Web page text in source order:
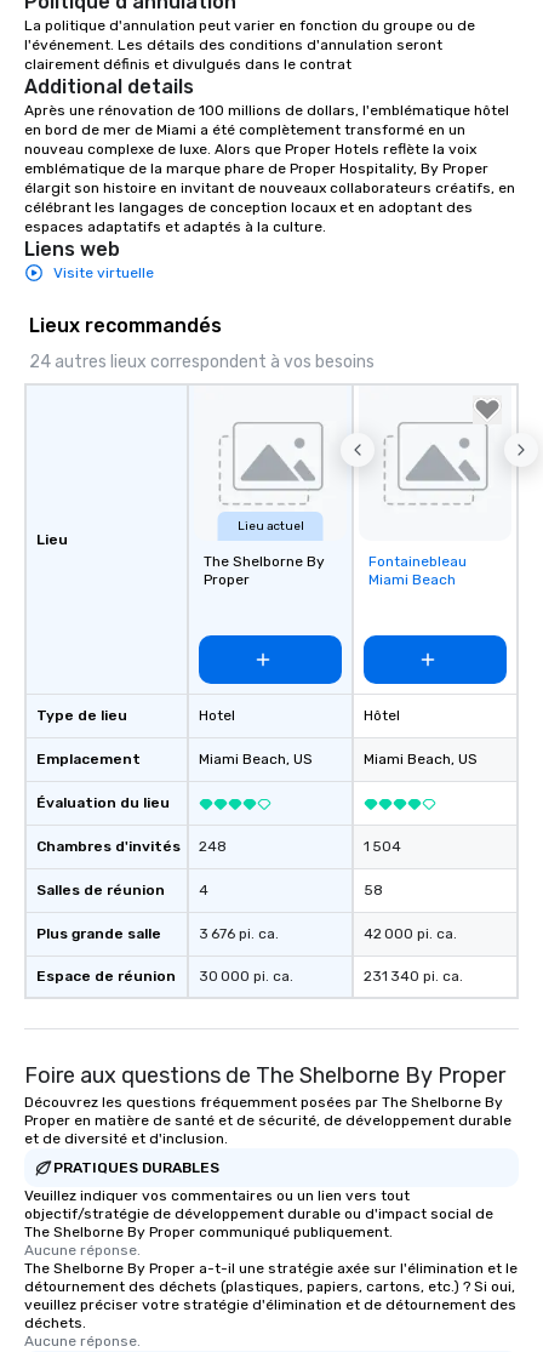
La politique d'annulation peut varier en fonction du groupe ou de
l'événement. Les détails des conditions d'annulation seront
clairement définis et divulgués dans le contrat
Additional details
Après une rénovation de 100 millions de dollars, l'emblématique hôtel
en bord de mer de Miami a été complètement transformé en un
nouveau complexe de luxe. Alors que Proper Hotels reflète la voix
emblématique de la marque phare de Proper Hospitality, By Proper
élargit son histoire en invitant de nouveaux collaborateurs créatifs, en
célébrant les langages de conception locaux et en adoptant des
espaces adaptatifs et adaptés à la culture.
Liens web
Visite virtuelle
Lieux recommandés
24 autres lieux correspondent à vos besoins
Lieu
Type de lieu
Emplacement
Évaluation du lieu
Chambres d'invités
Salles de réunion
Plus grande salle
Espace de réunion
Lieu actuel
The Shelborne By
Proper
Hotel
Miami Beach, US
248
4
3 676 pi. ca.
30 000 pi. ca.
Removed from
favorites
Fontainebleau
Miami Beach
Hôtel
Miami Beach, US
1 504
58
42 000 pi. ca.
231 340 pi. ca.
Foire aux questions de The Shelborne By Proper
Découvrez les questions fréquemment posées par The Shelborne By
Proper en matière de santé et de sécurité, de développement durable
et de diversité et d'inclusion.
PRATIQUES DURABLES
Veuillez indiquer vos commentaires ou un lien vers tout
objectif/stratégie de développement durable ou d'impact social de
The Shelborne By Proper communiqué publiquement.
Aucune réponse.
The Shelborne By Proper a-t-il une stratégie axée sur l'élimination et le
détournement des déchets (plastiques, papiers, cartons, etc.) ? Si oui,
veuillez préciser votre stratégie d'élimination et de détournement des
déchets.
Aucune réponse.